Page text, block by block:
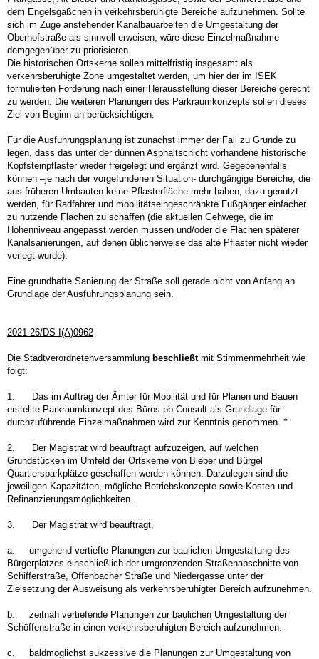
dem Engelsgäßchen in verkehrsberuhigte Bereiche aufzunehmen. Sollte
sich im Zuge anstehender Kanalbauarbeiten die Umgestaltung der
Oberhofstraße als sinnvoll erweisen, wäre diese Einzelmaßnahme
demgegenüber zu priorisieren.
Die historischen Ortskerne sollen mittelfristig insgesamt als
verkehrsberuhigte Zone umgestaltet werden, um hier der im ISEK
formulierten Forderung nach einer Herausstellung dieser Bereiche gerecht
zu werden. Die weiteren Planungen des Parkraumkonzepts sollen dieses
Ziel von Beginn an berücksichtigen.
Für die Ausführungsplanung ist zunächst immer der Fall zu Grunde zu
legen, dass das unter der dünnen Asphaltschicht vorhandene historische
Kopfsteinpflaster wieder freigelegt und ergänzt wird. Gegebenenfalls
können –je nach der vorgefundenen Situation- durchgängige Bereiche, die
aus früheren Umbauten keine Pflasterfläche mehr haben, dazu genutzt
werden, für Radfahrer und mobilitätseingeschränkte Fußgänger einfacher
zu nutzende Flächen zu schaffen (die aktuellen Gehwege, die im
Höhenniveau angepasst werden müssen und/oder die Flächen späterer
Kanalsanierungen, auf denen üblicherweise das alte Pflaster nicht wieder
verlegt wurde).
Eine grundhafte Sanierung der Straße soll gerade nicht von Anfang an
Grundlage der Ausführungsplanung sein.
2021-26/DS-I(A)0962
Die Stadtverordnetenversammlung beschließtmit Stimmenmehrheit wie
folgt:
1.
Das im Auftrag der Ämter für Mobilität und für Planen und Bauen
erstellte Parkraumkonzept des Büros pb Consult als Grundlage für
durchzuführende Einzelmaßnahmen wird zur Kenntnis genommen. *
2.
Der Magistrat wird beauftragt aufzuzeigen, auf welchen
Grundstücken im Umfeld der Ortskerne von Bieber und Bürgel
Quartiersparkplätze geschaffen werden können. Darzulegen sind die
jeweiligen Kapazitäten, mögliche Betriebskonzepte sowie Kosten und
Refinanzierungsmöglichkeiten.
3. Der Magistrat wird beauftragt,
a.
umgehend vertiefte Planungen zur baulichen Umgestaltung des
Bürgerplatzes einschließlich der umgrenzenden Straßenabschnitte von
Schifferstraße, Offenbacher Straße und Niedergasse unter der
Zielsetzung der Ausweisung als verkehrsberuhigter Bereich aufzunehmen.
b.
zeitnah vertiefende Planungen zur baulichen Umgestaltung der
Schöffenstraße in einen verkehrsberuhigten Bereich aufzunehmen.
c.
baldmöglichst sukzessive die Planungen zur Umgestaltung von